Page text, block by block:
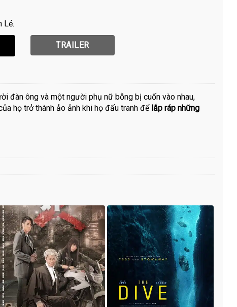
Lẻ
TRAILER
đàn ông và một người phụ nữ bỗng bị cuốn vào nhau,
họ trở thành ảo ảnh khi họ đấu tranh để lắp ráp những